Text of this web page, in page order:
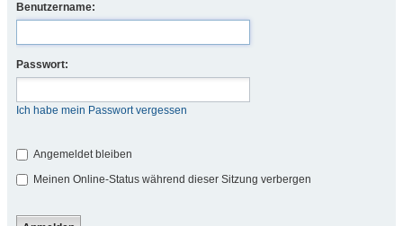
Benutzername:
Passwort:
Ich habe mein Passwort vergessen
Angemeldet bleiben
Meinen Online-Status während dieser Sitzung verbergen